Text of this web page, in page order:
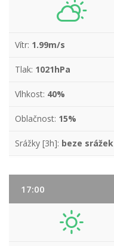
Vítr: 1.99m/s
Tlak: 1021hPa
Vlhkost: 40%
Oblačnost: 15%
Srážky [3h]: beze srážek
17:00